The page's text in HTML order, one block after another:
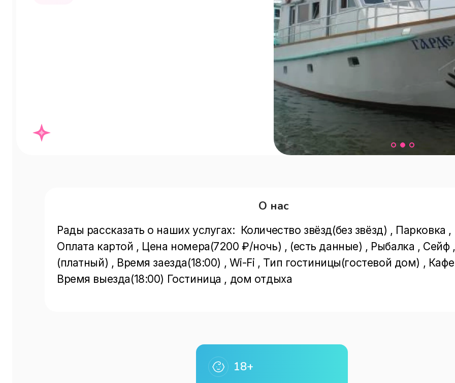
О нас
Рады рассказать о наших услугах:  Количество звёзд(без звёзд) , Парковка ,
Оплата картой , Цена номера(7200 ₽/ночь) , (есть данные) , Рыбалка , Сейф
(платный) , Время заезда(18:00) , Wi-Fi , Тип гостиницы(гостевой дом) ,
Время выезда(18:00) Гостиница , дом отдыха
18+